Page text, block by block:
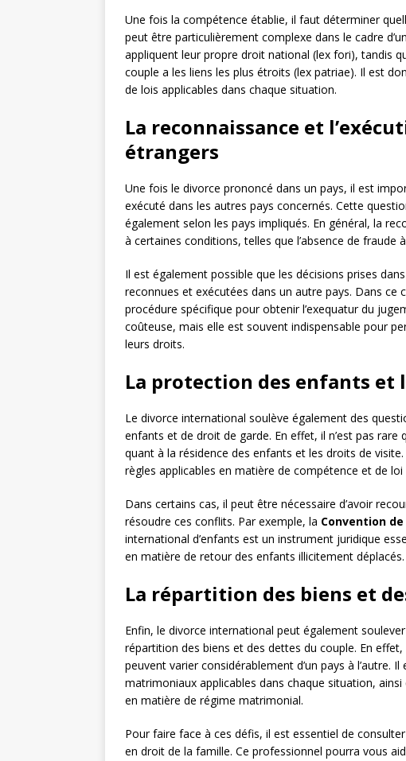
Une fois la compétence établie, il faut déterminer
peut être particulièrement complexe dans le cadre
appliquent leur propre droit national (lex fori), tandis
couple a les liens les plus étroits (lex patriae). Il est
de lois applicables dans chaque situation.
La reconnaissance et
étrangers
Une fois le divorce prononcé dans un pays, il est
exécuté dans les autres pays concernés. Cette
également selon les pays impliqués. En général, la
à certaines conditions, telles que l’absence de
Il est également possible que les décisions prises
reconnues et exécutées dans un autre pays. Dans ce
procédure spécifique pour obtenir l’exequatur du
coûteuse, mais elle est souvent indispensable pour
leurs droits.
La protection des enfants et
Le divorce international soulève également des
enfants et de droit de garde. En effet, il n’est pas
quant à la résidence des enfants et les droits de
règles applicables en matière de compétence et de
Dans certains cas, il peut être nécessaire d’avoir
résoudre ces conflits. Par exemple, la Convention de
international d’enfants est un instrument juridique
en matière de retour des enfants illicitement déplacés.
La répartition des biens et
Enfin, le divorce international peut également
répartition des biens et des dettes du couple. En
peuvent varier considérablement d’un pays à l’autre.
matrimoniaux applicables dans chaque situation,
en matière de régime matrimonial.
Pour faire face à ces défis, il est essentiel de
en droit de la famille. Ce professionnel pourra vous